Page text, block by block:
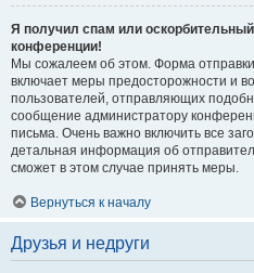
Я получил спам или оскорбительный
конференции!
Мы сожалеем об этом. Форма
включает меры предосторожности и
пользователей, отправляющих
сообщение администратору
письма. Очень важно включить все
детальная информация об
сможет в этом случае принять меры.
Вернуться к началу
Друзья и недруги